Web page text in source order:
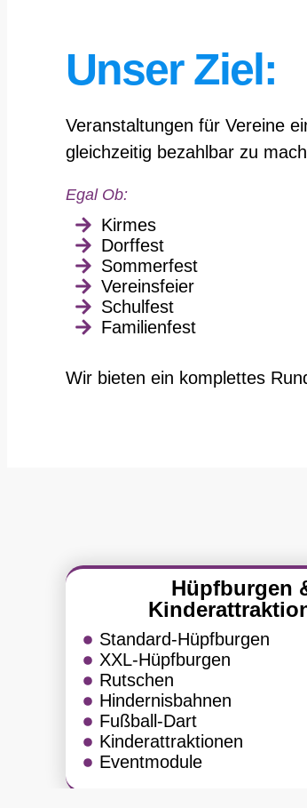
Unser Ziel:
Veranstaltungen für Vereine
gleichzeitig bezahlbar zu
Egal Ob:
Kirmes
Dorffest
Sommerfest
Vereinsfeier
Schulfest
Familienfest
Wir bieten ein komplettes
Hüpfburgen
Standard-Hüpfburgen
XXL-Hüpfburgen
Rutschen
Hindernisbahnen
Fußball-Dart
Kinderattraktionen
Eventmodule